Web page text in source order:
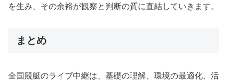
を生み、その余裕が観察と判断の質に直結していきます。
まとめ
全国競艇のライブ中継は、基礎の理解、環境の最適化、活